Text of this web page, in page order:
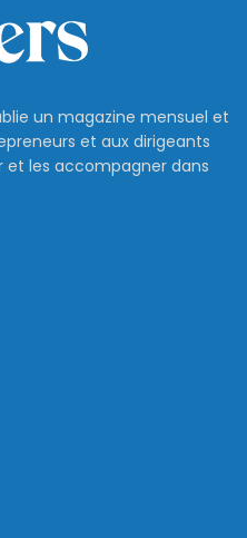
un magazine mensuel et
et aux dirigeants
et les accompagner dans